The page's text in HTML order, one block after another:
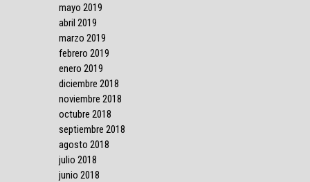
mayo 2019
abril 2019
marzo 2019
febrero 2019
enero 2019
diciembre 2018
noviembre 2018
octubre 2018
septiembre 2018
agosto 2018
julio 2018
junio 2018